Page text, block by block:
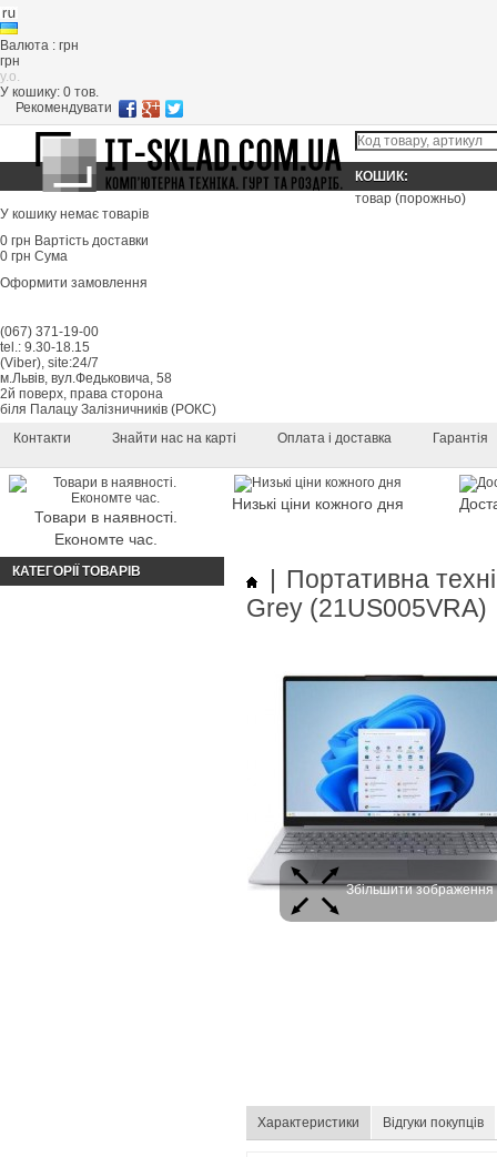
Валюта : грн
грн
y.o.
У кошику: 0 тов.
Рекомендувати
КОШИК:
товар (порожньо)
У кошику немає товарів
0 грн Вартість доставки
0 грн Сума
Оформити замовлення
(067) 371-19-00
tel.: 9.30-18.15
(Viber), site:24/7
м.Львів, вул.Федьковича, 58
2й поверх, права сторона
біля Палацу Залізничників (РОКС)
Контакти
Знайти нас на карті Оплата і доставка Гарантія
Товари в наявності.
Економте час.
Низькі ціни кожного дня
КАТЕГОРІЇ ТОВАРІВ
Портативна
Grey (21US005VRA)
Збільшити зображення
Характеристики Відгуки покупців